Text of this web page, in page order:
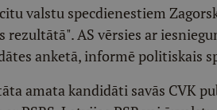
valstu specdienestiem
AS vērsies ar
anketā, informē politiskais
amata kandidāti savās CVK